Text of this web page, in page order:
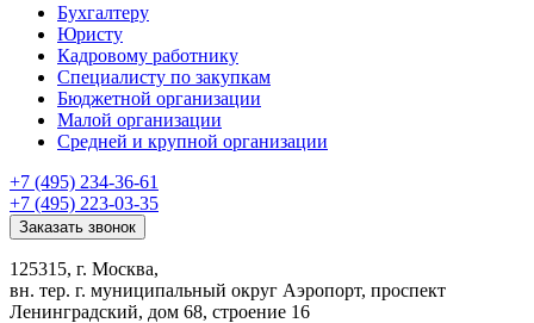
Бухгалтеру
Юристу
Кадровому работнику
Специалисту по закупкам
Бюджетной организации
Малой организации
Средней и крупной организации
+7 (495) 234-36-61
+7 (495) 223-03-35
Заказать звонок
125315, г. Москва,
вн. тер. г. муниципальный округ Аэропорт, проспект
Ленинградский, дом 68, строение 16